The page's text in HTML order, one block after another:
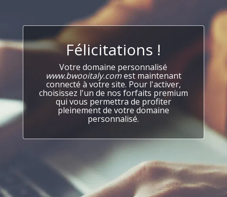
Félicitations !
Votre domaine personnalisé
www.bwooitaly.comest maintenant
connecté à votre site. Pour l'activer,
choisissez l'un de nos forfaits premium
qui vous permettra de profiter
pleinement de votre domaine
personnalisé.